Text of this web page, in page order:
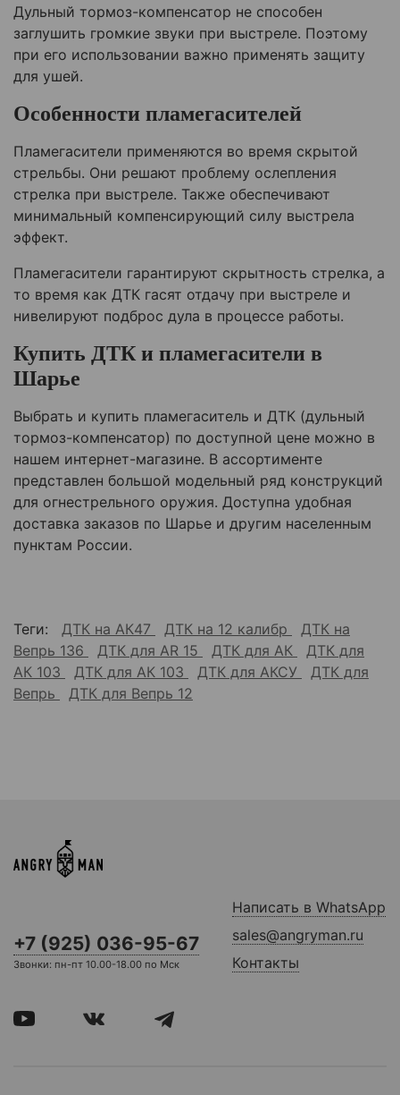
Дульный тормоз-компенсатор не способен
заглушить громкие звуки при выстреле. Поэтому
при его использовании важно применять защиту
для ушей.
Особенности пламегасителей
Пламегасители применяются во время скрытой
стрельбы. Они решают проблему ослепления
стрелка при выстреле. Также обеспечивают
минимальный компенсирующий силу выстрела
эффект.
Пламегасители гарантируют скрытность стрелка, а
то время как ДТК гасят отдачу при выстреле и
нивелируют подброс дула в процессе работы.
Купить ДТК и пламегасители в
Шарье
Выбрать и купить пламегаситель и ДТК (дульный
тормоз-компенсатор) по доступной цене можно в
нашем интернет-магазине. В ассортименте
представлен большой модельный ряд конструкций
для огнестрельного оружия. Доступна удобная
доставка заказов по Шарье и другим населенным
пунктам России.
Теги: ДТК на АК47 ДТК на 12 калибр
ДТК на
Вепрь 136
ДТК для AR 15 ДТК для АК
ДТК для
АК 103
ДТК для АК 103 ДТК для АКСУ
ДТК для
Вепрь
ДТК для Вепрь 12
+7 (925) 036-95-67
Звонки: пн-пт 10.00-18.00 по Мск
Написать в WhatsApp
sales@angryman.ru
Контакты